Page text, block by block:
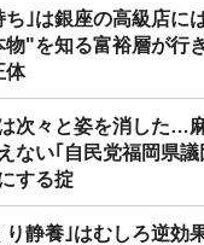
ち｣は銀座の高級店に
"を知る富裕層が行
体
次々と姿を消した…
ない｢自民党福岡県議
する掟
り静養｣はむしろ逆効